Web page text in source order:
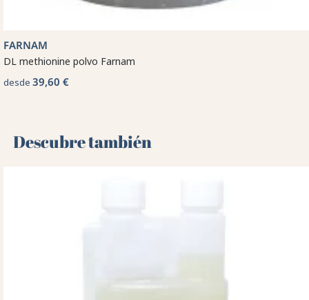
FARNAM
DL methionine polvo Farnam
desde 39,60 €
Descubre también 🌻